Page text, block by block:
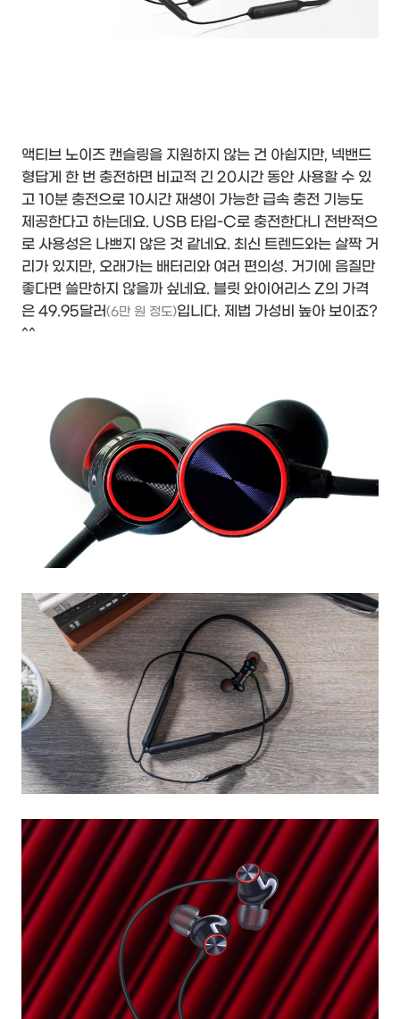
액티브 노이즈 캔슬링을 지원하지 않는 건 아쉽지만, 넥밴드
형답게 한 번 충전하면 비교적 긴 20시간 동안 사용할 수 있
고 10분 충전으로 10시간 재생이 가능한 급속 충전 기능도
제공한다고 하는데요. USB 타입-C로 충전한다니 전반적으
로 사용성은 나쁘지 않은 것 같네요. 최신 트렌드와는 살짝 거
리가 있지만, 오래가는 배터리와 여러 편의성. 거기에 음질만
좋다면 쓸만하지 않을까 싶네요. 블릿 와이어리스 Z의 가격
은 49.95달러(6만 원 정도)입니다. 제법 가성비 높아 보이죠?
^^